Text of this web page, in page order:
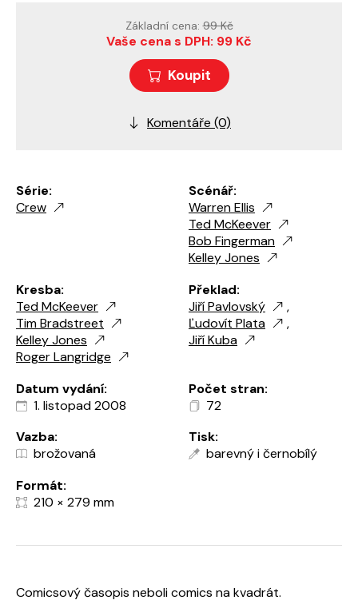
Série:
Crew
Scénář:
Warren Ellis
Ted McKeever
Bob Fingerman
Kelley Jones
Kresba:
Ted McKeever
Tim Bradstreet
Kelley Jones
Roger Langridge
Překlad:
Jiří Pavlovský
,
Ľudovít Plata
,
Jiří Kuba
Datum vydání:
1. listopad 2008
Počet stran:
72
Vazba:
brožovaná
Tisk:
barevný i černobílý
Formát:
210 × 279 mm
Základní cena:99 Kč
Vaše cena s DPH: 99 Kč
Koupit
Komentáře (0)
Comicsový časopis neboli comics na kvadrát.